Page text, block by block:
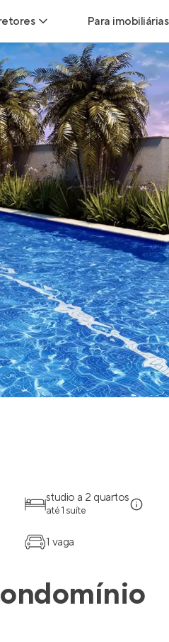
para Corretores
imobiliárias
Corretores
imóveis
Para imobiliárias
Leads para
Hub de
Anunciar
studio a 2 quartos
até 1 suíte
1 vaga